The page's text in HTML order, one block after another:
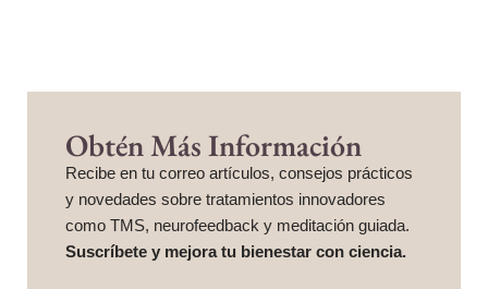
Obtén Más Información
Recibe en tu correo artículos, consejos prácticos
y novedades sobre tratamientos innovadores
como TMS, neurofeedback y meditación guiada.
Suscríbete y mejora tu bienestar con ciencia.